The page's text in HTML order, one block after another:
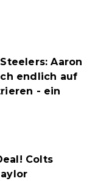
Aaron
endlich auf
- ein
Colts